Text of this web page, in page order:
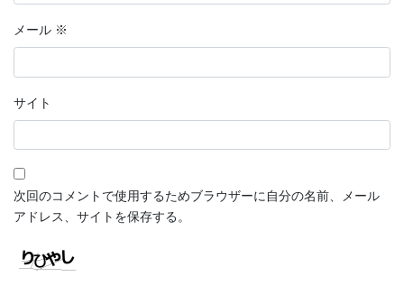
メール ※
サイト
次回のコメントで使用するためブラウザーに自分の名前、メール
アドレス、サイトを保存する。